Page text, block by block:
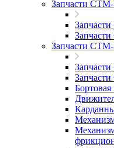
Запчасти
Запчасти
Бортовая